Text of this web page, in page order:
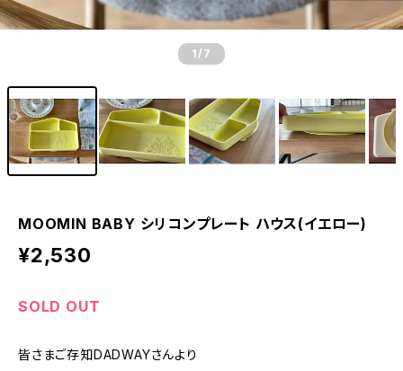
1 /7
MOOMIN BABY シリコンプレート ハウス(イエロー)
¥2,530
SOLD OUT
皆さまご存知DADWAYさんより